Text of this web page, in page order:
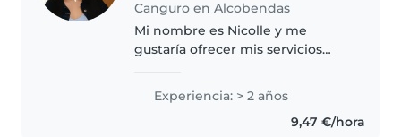
Canguro en Alcobendas
Mi nombre es Nicolle y me
gustaría ofrecer mis servicios
niños desde hace unos años,
tanto de mi familia como de
Experiencia: > 2 años
9,47 €/hora